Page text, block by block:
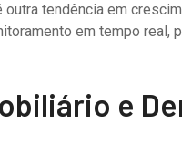
tendência em
em tempo real,
e